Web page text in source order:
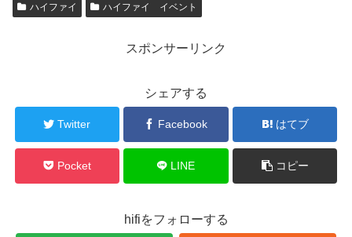
ハイファイ ハイファイ イベント
スポンサーリンク
シェアする
Twitter Facebook はてブ
Pocket LINE コピー
hifiをフォローする